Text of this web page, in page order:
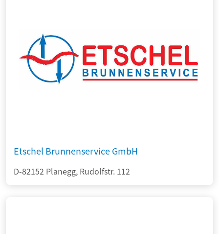
Etschel Brunnenservice GmbH
D-82152 Planegg, Rudolfstr. 112